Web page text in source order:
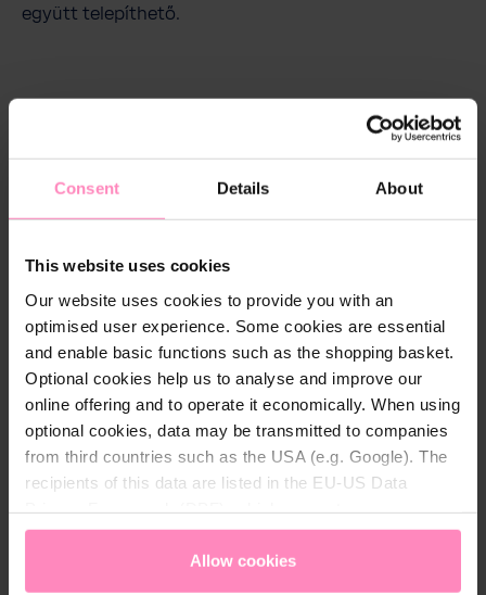
Consent Details About
This website uses cookies
Our website uses cookies to provide you with an
optimised user experience. Some cookies are essential
and enable basic functions such as the shopping basket.
Optional cookies help us to analyse and improve our
online offering and to operate it economically. When using
optional cookies, data may be transmitted to companies
from third countries such as the USA (e.g. Google). The
recipients of this data are listed in the EU-US Data
appropriate level of data protection. You canaccept all
only allow necessary cookies
access and change your chosen setting at any time in
Allow cookies
együtt telepíthető.
magnesium-aqa-drink-kartuschen-product-
information.pdf
Műszaki részletek
Klórcsökkentés: Igen
Magasság
(szűrőfejjel):
500 mm
Magnézium
≤ 35 mg/l